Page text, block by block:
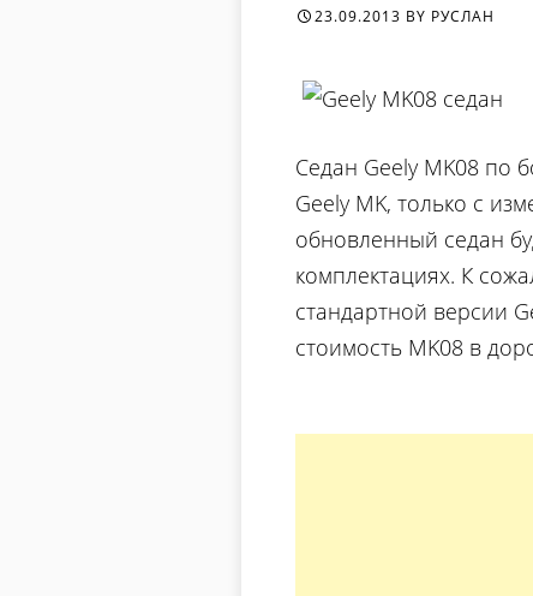
23.09.2013 BY РУСЛАН
Седан Geely MK08 по
Geely MK, только с
обновленный седан
комплектациях. К
стандартной версии
стоимость MK08 в